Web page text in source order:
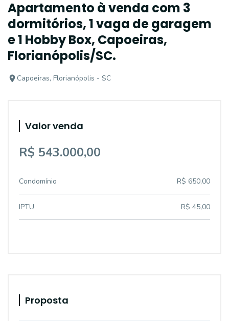
Apartamento à venda com 3
dormitórios, 1 vaga de garagem
e 1 Hobby Box, Capoeiras,
Florianópolis/SC.
Capoeiras, Florianópolis - SC
Valor venda
R$ 543.000,00
Condomínio R$ 650,00
IPTU R$ 45,00
Proposta